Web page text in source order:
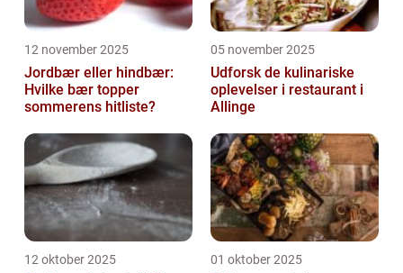
12 november 2025
Jordbær eller hindbær:
Hvilke bær topper
sommerens hitliste?
05 november 2025
Udforsk de kulinariske
oplevelser i restaurant i
Allinge
12 oktober 2025 01 oktober 2025